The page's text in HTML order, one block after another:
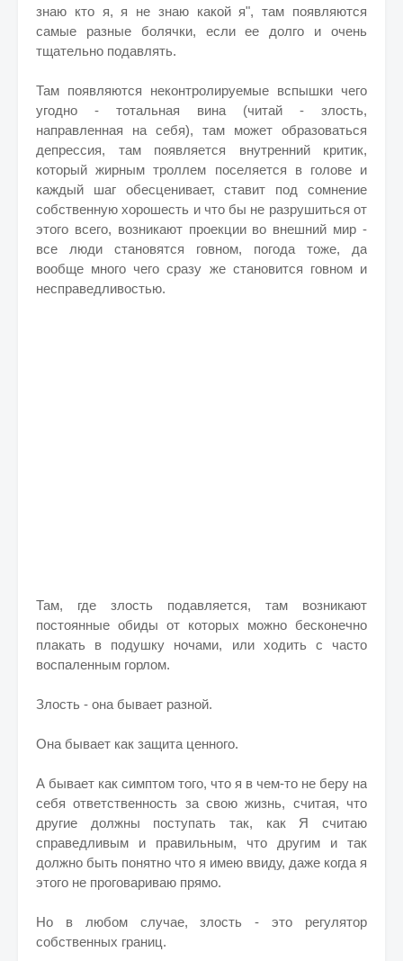
знаю кто я, я не знаю какой я", там появляются
самые разные болячки, если ее долго и очень
тщательно подавлять.
Там появляются неконтролируемые вспышки чего
угодно - тотальная вина (читай - злость,
направленная на себя), там может образоваться
депрессия, там появляется внутренний критик,
который жирным троллем поселяется в голове и
каждый шаг обесценивает, ставит под сомнение
собственную хорошесть и что бы не разрушиться от
этого всего, возникают проекции во внешний мир -
все люди становятся говном, погода тоже, да
вообще много чего сразу же становится говном и
несправедливостью.
Там, где злость подавляется, там возникают
постоянные обиды от которых можно бесконечно
плакать в подушку ночами, или ходить с часто
воспаленным горлом.
Злость - она бывает разной.
Она бывает как защита ценного.
А бывает как симптом того, что я в чем-то не беру на
себя ответственность за свою жизнь, считая, что
другие должны поступать так, как Я считаю
справедливым и правильным, что другим и так
должно быть понятно что я имею ввиду, даже когда я
этого не проговариваю прямо.
Но в любом случае, злость - это регулятор
собственных границ.